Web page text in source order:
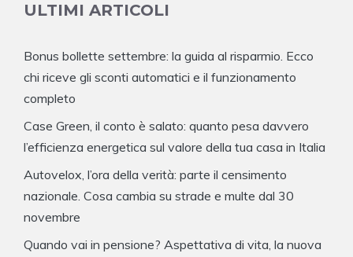
ULTIMI ARTICOLI
Bonus bollette settembre: la guida al risparmio. Ecco
chi riceve gli sconti automatici e il funzionamento
completo
Case Green, il conto è salato: quanto pesa davvero
l’efficienza energetica sul valore della tua casa in Italia
Autovelox, l’ora della verità: parte il censimento
nazionale. Cosa cambia su strade e multe dal 30
novembre
Quando vai in pensione? Aspettativa di vita, la nuova